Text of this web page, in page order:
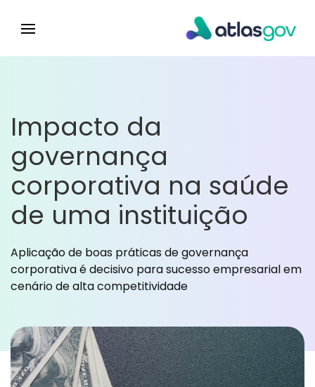
Impacto da
governança
corporativa na saúde
de uma instituição
Aplicação de boas práticas de governança
corporativa é decisivo para sucesso empresarial em
cenário de alta competitividade